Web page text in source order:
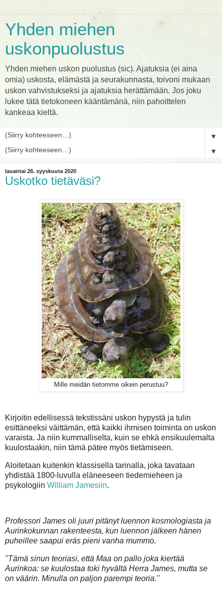
Yhden miehen
uskonpuolustus
Yhden miehen uskon puolustus (sic). Ajatuksia (ei aina
omia) uskosta, elämästä ja seurakunnasta, toivoni mukaan
uskon vahvistukseksi ja ajatuksia herättämään. Jos joku
lukee tätä tietokoneen kääntämänä, niin pahoittelen
kankeaa kieltä.
▼
▼
lauantai 26. syyskuuta 2020
Uskotko tietäväsi?
Mille meidän tietomme oikein perustuu?
Kirjoitin edellisessä tekstissäni uskon hypystä ja tulin
esittäneeksi väittämän, että kaikki ihmisen toiminta on uskon
varaista. Ja niin kummalliselta, kuin se ehkä ensikuulemalta
kuulostaakin, niin tämä pätee myös tietämiseen.
Aloitetaan kuitenkin klassisella tarinalla, joka tavataan
yhdistää 1800-luvulla eläneeseen tiedemieheen ja
psykologiin William Jamesiin.
Professori James oli juuri pitänyt luennon kosmologiasta ja
Aurinkokunnan rakenteesta, kun luennon jälkeen hänen
puheillee saapui eräs pieni vanha mummo.
"Tämä sinun teoriasi, että Maa on pallo joka kiertää
Aurinkoa: se kuulostaa toki hyvältä Herra James, mutta se
on väärin. Minulla on paljon parempi teoria."